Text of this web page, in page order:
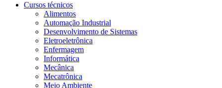
Cursos técnicos
Alimentos
Automação Industrial
Desenvolvimento de Sistemas
Eletroeletrônica
Enfermagem
Informática
Mecânica
Mecatrônica
Meio Ambiente